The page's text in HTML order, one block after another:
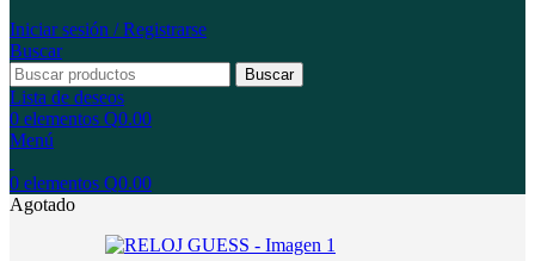
Iniciar sesión / Registrarse
Buscar
Buscar
Lista de deseos
0 elementos Q0.00
Menú
0 elementos Q0.00
Agotado